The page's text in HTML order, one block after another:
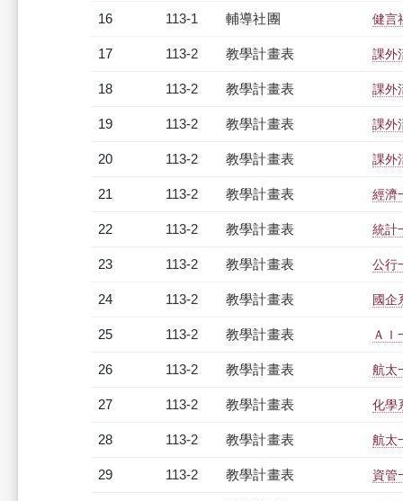
16 113-1 輔導社團 健言
17 113-2 教學計畫表 課外
18 113-2 教學計畫表 課外
19 113-2 教學計畫表 課外
20 113-2 教學計畫表 課外
21 113-2 教學計畫表 經濟
22 113-2 教學計畫表 統計
23 113-2 教學計畫表 公行
24 113-2 教學計畫表 國企
25 113-2 教學計畫表 Ａ
26 113-2 教學計畫表 航太
27 113-2 教學計畫表 化學
28 113-2 教學計畫表 航太
29 113-2 教學計畫表 資管